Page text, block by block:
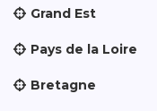
Grand Est
Pays de la Loire
Bretagne